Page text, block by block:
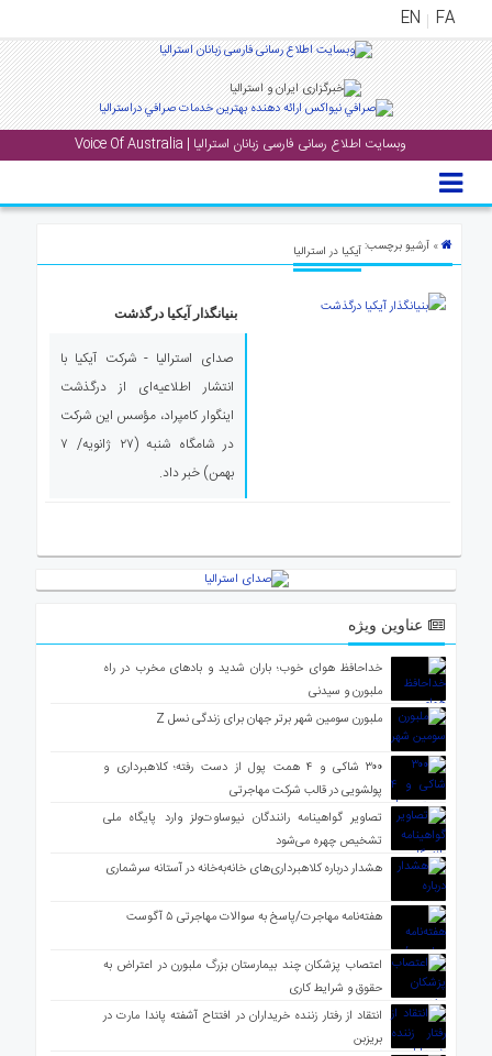
FA
EN
وبسایت اطلاع رسانی فارسی زبانان استرالیا | Voice Of Australia
منوی
اصلی
جشن
درباره
» آرشیو برچسب:آیکیا در استرالیا
بنیانگذار آیکیا درگذشت
صدای استرالیا - شرکت آیکیا با
انتشار اطلاعیه‌ای از درگذشت
اینگوار کامپراد‌، مؤسس این شرکت
در شامگاه شنبه (۲۷ ژانویه/ ۷
بهمن) خبر داد.
عناوین ویژه
خداحافظ هوای خوب؛ باران شدید و بادهای مخرب در راه
ملبورن و سیدنی
ملبورن سومین شهر برتر جهان برای زندگی نسل Z
۳۰۰ شاکی و ۴ همت پول از دست رفته؛ کلاهبرداری و
پولشویی در قالب شرکت مهاجرتی
تصاویر گواهینامه رانندگان نیوساوت‌ولز وارد پایگاه ملی
تشخیص چهره می‌شود
هشدار درباره کلاهبرداری‌های خانه‌به‌خانه در آستانه سرشماری
هفته‌نامه مهاجرت/پاسخ به سوالات مهاجرتی ۵ آگوست
اعتصاب پزشکان چند بیمارستان بزرگ ملبورن در اعتراض به
حقوق و شرایط کاری
انتقاد از رفتار زننده خریداران در افتتاح آشفته پاندا مارت در
بریزبن